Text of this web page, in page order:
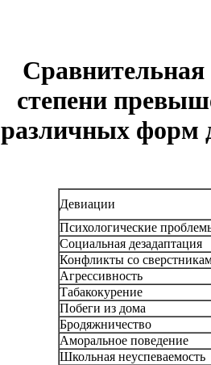
степени
различных форм
Девиации
Психологические
Социальная дезадаптация
Конфликты со
Агрессивность
Табакокурение
Побеги из дома
Бродяжничество
Аморальное поведение
Школьная неуспеваемость